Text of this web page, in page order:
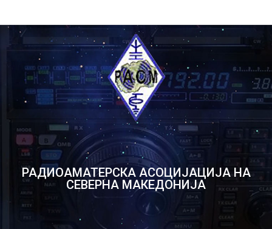
РАДИОАМАТЕРСКА АСОЦИЈАЦИЈА НА
СЕВЕРНА МАКЕДОНИЈА